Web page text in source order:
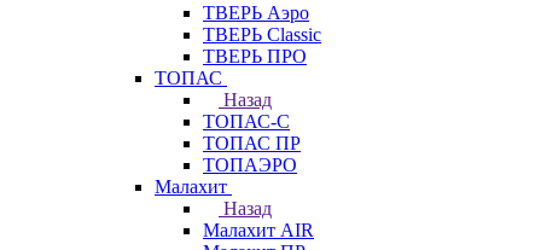
ТВЕРЬ Аэро
ТВЕРЬ Classic
ТВЕРЬ ПРО
ТОПАС
Назад
ТОПАС-С
ТОПАС ПР
ТОПАЭРО
Малахит
Назад
Малахит AIR